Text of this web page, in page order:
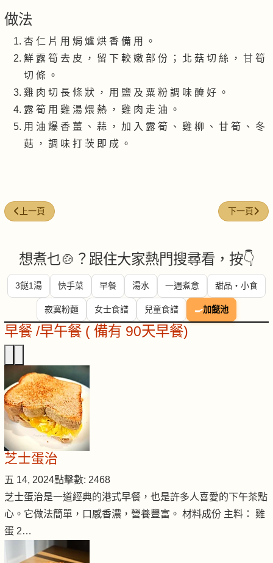
做法
杏 仁 片 用 焗 爐 烘 香 備 用 。
鮮 露 筍 去 皮 ， 留 下 較 嫩 部 份 ； 北 菇 切 絲 ， 甘 筍
切 條 。
雞 肉 切 長 條 狀 ， 用 鹽 及 粟 粉 調 味 醃 好 。
露 筍 用 雞 湯 煨 熱 ， 雞 肉 走 油 。
用 油 爆 香 薑 、 蒜 ， 加 入 露 筍 、 雞 柳 、 甘 筍 、 冬
菇 ， 調 味 打 茨 即 成 。
上一篇文章: 魚香雞球
上一頁 下一篇文章
下一頁
想煮乜🍲？跟住大家熱門搜尋看，按👇
3餸1湯 快手菜 早餐 湯水 一週煮意 甜品・小食
寂寞粉麵 女士食譜 兒童食譜 🍳加餸池
早餐 /早午餐 ( 備有 90天早餐)
芝士蛋治
五 14, 2024點擊數: 2468
芝士蛋治是一道經典的港式早餐，也是許多人喜愛的下午茶點
心。它做法簡單，口感香濃，營養豐富。 材料成份 主料： 雞
蛋 2…